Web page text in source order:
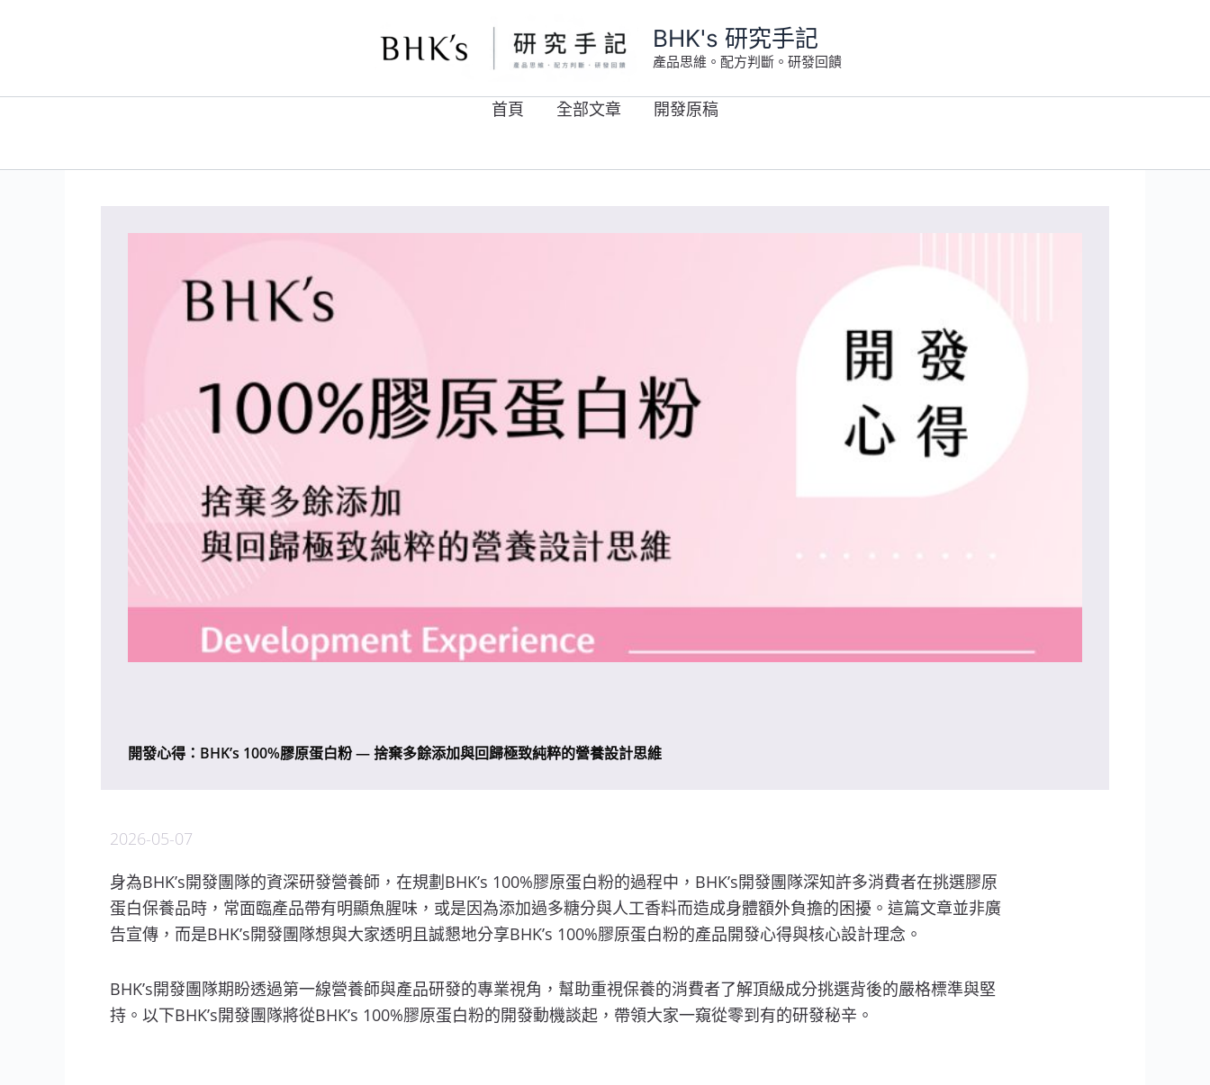
BHK's 研究手記
產品思維。配方判斷。研發回饋
首頁 全部文章 開發原稿
開發心得：BHK’s 100%膠原蛋白粉 — 捨棄多餘添加與回歸極致純粹的營養設計思維
2026-05-07
身為BHK’s開發團隊的資深研發營養師，在規劃BHK’s 100%膠原蛋白粉的過程中，BHK’s開發團隊深知許多消費者在挑選膠原
蛋白保養品時，常面臨產品帶有明顯魚腥味，或是因為添加過多糖分與人工香料而造成身體額外負擔的困擾。這篇文章並非廣
告宣傳，而是BHK’s開發團隊想與大家透明且誠懇地分享BHK’s 100%膠原蛋白粉的產品開發心得與核心設計理念。
BHK’s開發團隊期盼透過第一線營養師與產品研發的專業視角，幫助重視保養的消費者了解頂級成分挑選背後的嚴格標準與堅
持。以下BHK’s開發團隊將從BHK’s 100%膠原蛋白粉的開發動機談起，帶領大家一窺從零到有的研發秘辛。